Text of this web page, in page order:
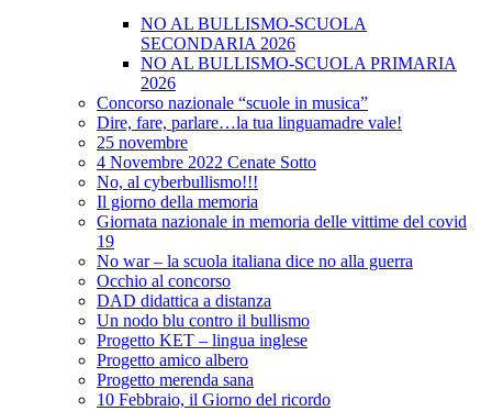
NO AL BULLISMO-SCUOLA
SECONDARIA 2026
NO AL BULLISMO-SCUOLA PRIMARIA
2026
Concorso nazionale “scuole in musica”
Dire, fare, parlare…la tua linguamadre vale!
25 novembre
4 Novembre 2022 Cenate Sotto
No, al cyberbullismo!!!
Il giorno della memoria
Giornata nazionale in memoria delle vittime del covid
19
No war – la scuola italiana dice no alla guerra
Occhio al concorso
DAD didattica a distanza
Un nodo blu contro il bullismo
Progetto KET – lingua inglese
Progetto amico albero
Progetto merenda sana
10 Febbraio, il Giorno del ricordo